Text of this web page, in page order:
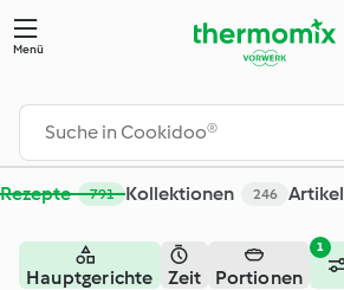
Menü
Rezepte 791 Kollektionen 246 Artikel
1
Hauptgerichte
Zeit Portionen